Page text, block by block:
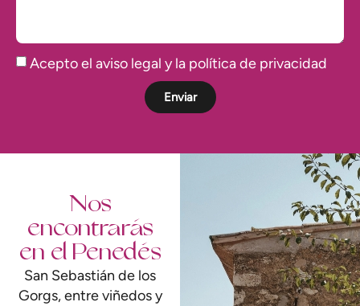
Acepto el aviso legal y la política de privacidad
Enviar
Nos
encontrarás
en el Penedés
San Sebastián de los
Gorgs, entre viñedos y